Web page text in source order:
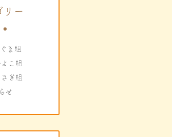
リー
ま組
こ組
ぎ組
せ